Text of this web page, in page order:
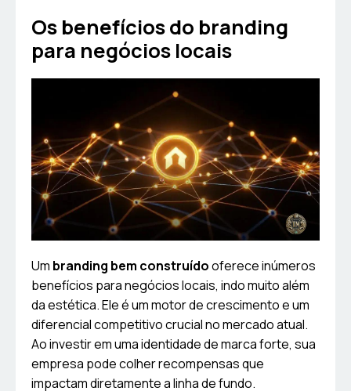
Os benefícios do branding
para negócios locais
Um branding bem construídooferece inúmeros
benefícios para negócios locais, indo muito além
da estética. Ele é um motor de crescimento e um
diferencial competitivo crucial no mercado atual.
Ao investir em uma identidade de marca forte, sua
empresa pode colher recompensas que
impactam diretamente a linha de fundo.